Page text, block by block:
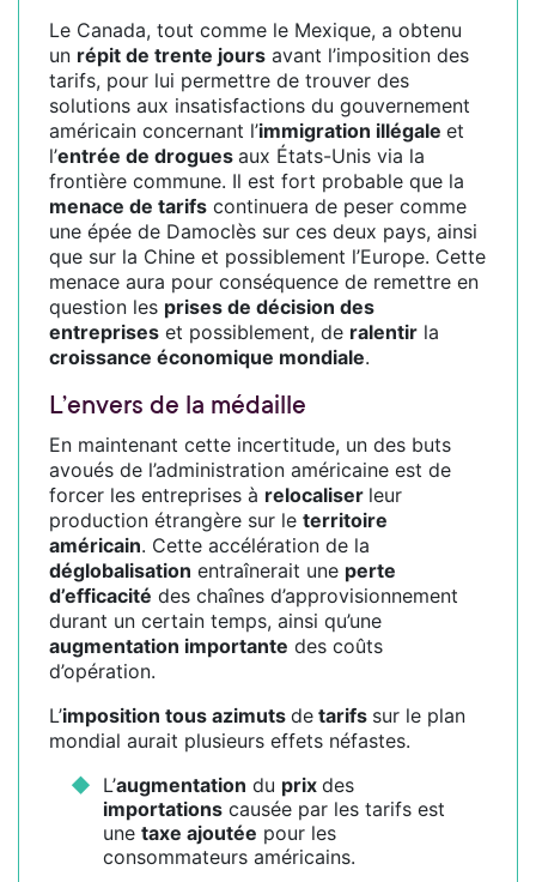
Le Canada, tout comme le Mexique, a obtenu
un répit de trente jours avant l’imposition des
tarifs, pour lui permettre de trouver des
solutions aux insatisfactions du gouvernement
américain concernant l’immigration illégale et
l’entrée de drogues aux États-Unis via la
frontière commune. Il est fort probable que la
menace de tarifs continuera de peser comme
une épée de Damoclès sur ces deux pays, ainsi
que sur la Chine et possiblement l’Europe. Cette
menace aura pour conséquence de remettre en
question les prises de décision des
entreprises et possiblement, de ralentir la
croissance économique mondiale.
L’envers de la médaille
En maintenant cette incertitude, un des buts
avoués de l’administration américaine est de
forcer les entreprises à relocaliser leur
production étrangère sur le territoire
américain. Cette accélération de la
déglobalisation entraînerait une perte
d’efficacité des chaînes d’approvisionnement
durant un certain temps, ainsi qu’une
augmentation importante des coûts
d’opération.
L’imposition tous azimuts de tarifs sur le plan
mondial aurait plusieurs effets néfastes.
L’augmentation du prix des
importationscausée par les tarifs est
une taxe ajoutée pour les
consommateurs américains.